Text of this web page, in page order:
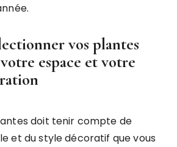
vos plantes
espace et votre
doit tenir compte de
et du style décoratif que vous